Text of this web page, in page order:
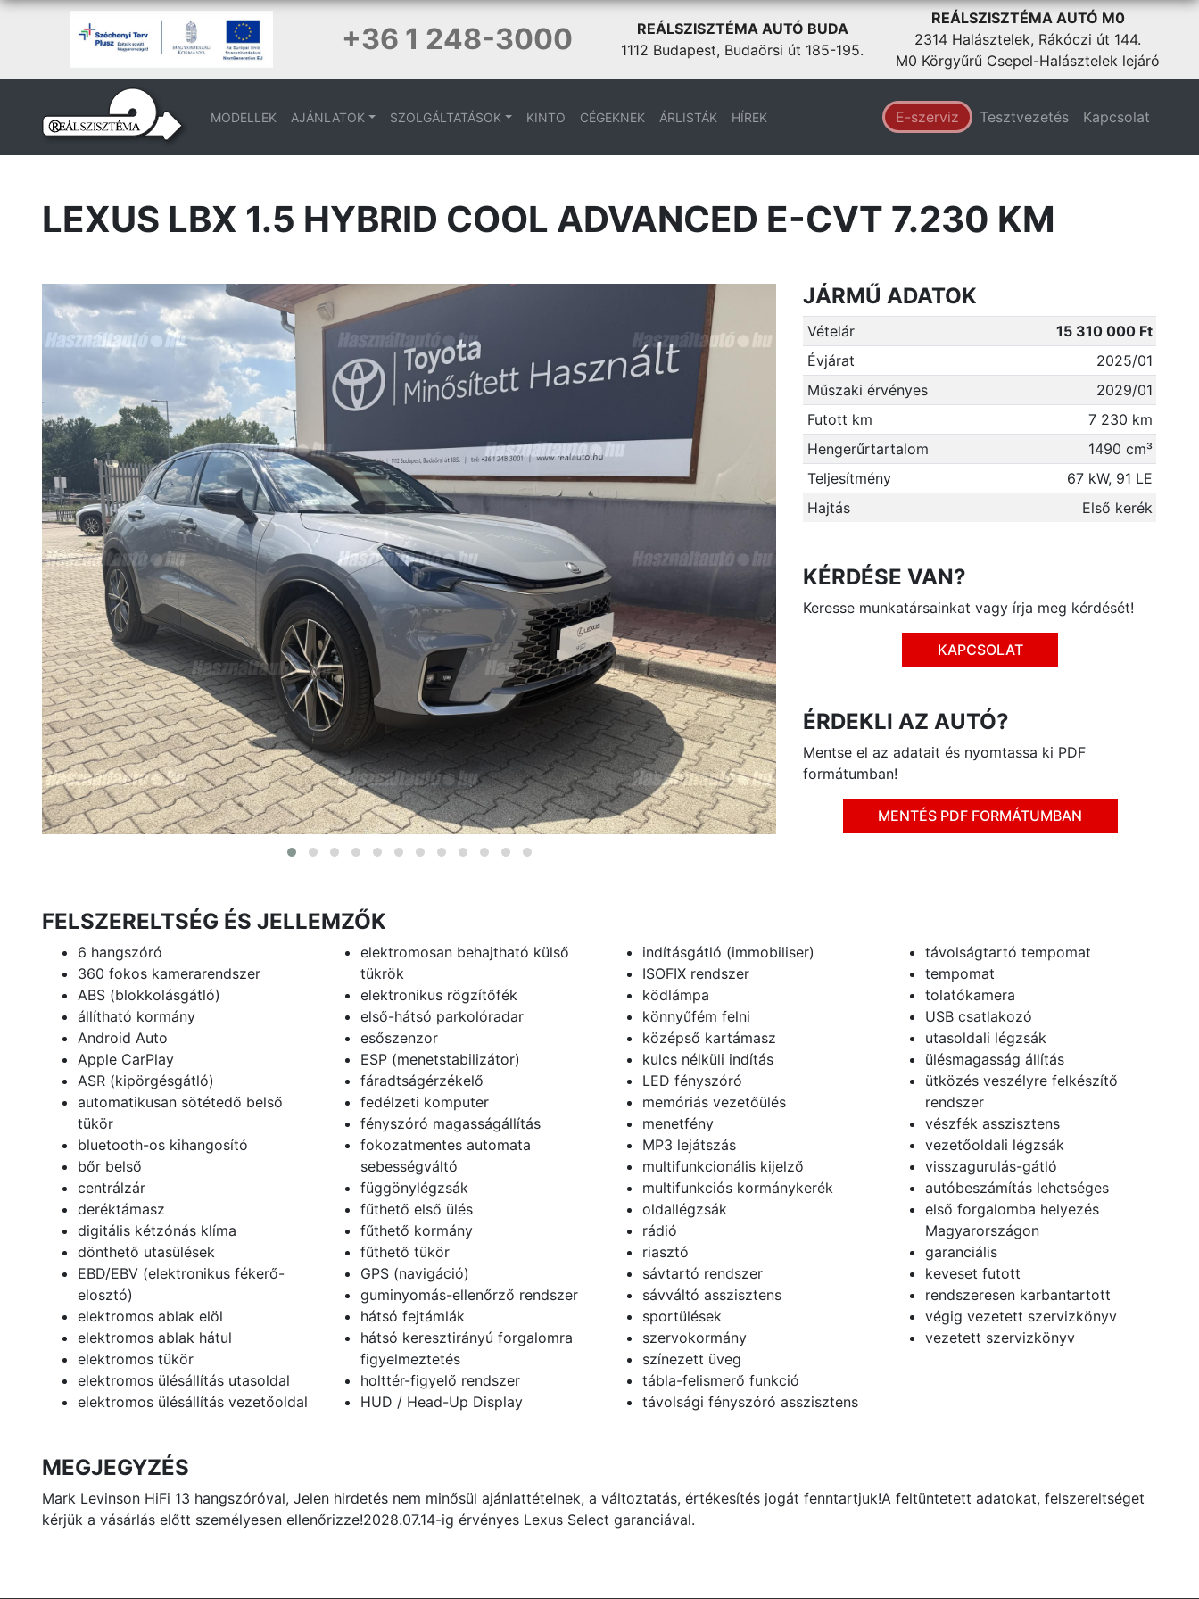
+36 1 248-3000
REÁLSZISZTÉMA AUTÓ BUDA
1112 Budapest, Budaörsi út 185-195.
REÁLSZISZTÉMA AUTÓ M0
2314 Halásztelek, Rákóczi út 144.
M0 Körgyűrű Csepel-Halásztelek lejáró
MODELLEK AJÁNLATOK SZOLGÁLTATÁSOK KINTO CÉGEKNEK ÁRLISTÁK HÍREK E-szerviz Tesztvezetés Kapcsolat
LEXUS LBX 1.5 HYBRID COOL ADVANCED E-CVT 7.230 KM
JÁRMŰ ADATOK
Vételár
15 310 000 Ft
Évjárat
2025/01
Műszaki érvényes
2029/01
Futott km
7 230 km
Hengerűrtartalom
1490 cm³
Teljesítmény
67 kW, 91 LE
Hajtás
Első kerék
KÉRDÉSE VAN?
Keresse munkatársainkat vagy írja meg kérdését!
KAPCSOLAT
ÉRDEKLI AZ AUTÓ?
Mentse el az adatait és nyomtassa ki PDF
formátumban!
MENTÉS PDF FORMÁTUMBAN
FELSZERELTSÉG ÉS JELLEMZŐK
6 hangszóró
360 fokos kamerarendszer
ABS (blokkolásgátló)
állítható kormány
Android Auto
Apple CarPlay
ASR (kipörgésgátló)
automatikusan sötétedő belső
tükör
bluetooth-os kihangosító
bőr belső
centrálzár
deréktámasz
digitális kétzónás klíma
dönthető utasülések
EBD/EBV (elektronikus fékerő-
elosztó)
elektromos ablak elöl
elektromos ablak hátul
elektromos tükör
elektromos ülésállítás utasoldal
elektromos ülésállítás vezetőoldal
elektromosan behajtható külső
tükrök
elektronikus rögzítőfék
első-hátsó parkolóradar
esőszenzor
ESP (menetstabilizátor)
fáradtságérzékelő
fedélzeti komputer
fényszóró magasságállítás
fokozatmentes automata
sebességváltó
függönylégzsák
fűthető első ülés
fűthető kormány
fűthető tükör
GPS (navigáció)
guminyomás-ellenőrző rendszer
hátsó fejtámlák
hátsó keresztirányú forgalomra
figyelmeztetés
holttér-figyelő rendszer
HUD / Head-Up Display
indításgátló (immobiliser)
ISOFIX rendszer
ködlámpa
könnyűfém felni
középső kartámasz
kulcs nélküli indítás
LED fényszóró
memóriás vezetőülés
menetfény
MP3 lejátszás
multifunkcionális kijelző
multifunkciós kormánykerék
oldallégzsák
rádió
riasztó
sávtartó rendszer
sávváltó asszisztens
sportülések
szervokormány
színezett üveg
tábla-felismerő funkció
távolsági fényszóró asszisztens
távolságtartó tempomat
tempomat
tolatókamera
USB csatlakozó
utasoldali légzsák
ülésmagasság állítás
ütközés veszélyre felkészítő
rendszer
vészfék asszisztens
vezetőoldali légzsák
visszagurulás-gátló
autóbeszámítás lehetséges
első forgalomba helyezés
Magyarországon
garanciális
keveset futott
rendszeresen karbantartott
végig vezetett szervizkönyv
vezetett szervizkönyv
MEGJEGYZÉS
Mark Levinson HiFi 13 hangszóróval, Jelen hirdetés nem minősül ajánlattételnek, a változtatás, értékesítés jogát fenntartjuk!A feltüntetett adatokat, felszereltséget
kérjük a vásárlás előtt személyesen ellenőrizze!2028.07.14-ig érvényes Lexus Select garanciával.